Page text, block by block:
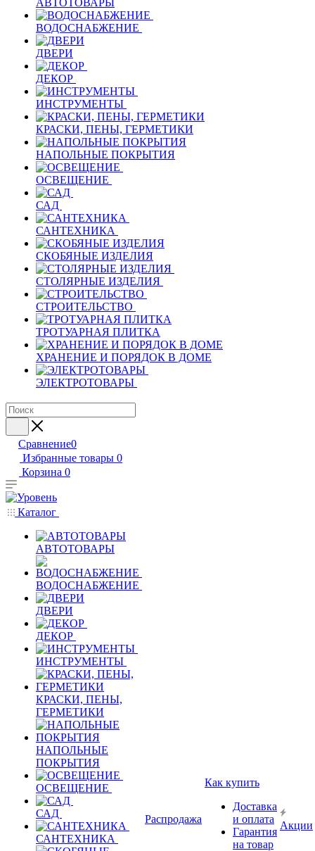
АВТОТОВАРЫ
ВОДОСНАБЖЕНИЕ
ДВЕРИ
ДЕКОР
ИНСТРУМЕНТЫ
КРАСКИ, ПЕНЫ, ГЕРМЕТИКИ
НАПОЛЬНЫЕ ПОКРЫТИЯ
ОСВЕЩЕНИЕ
САД
САНТЕХНИКА
СКОБЯНЫЕ ИЗДЕЛИЯ
СТОЛЯРНЫЕ ИЗДЕЛИЯ
СТРОИТЕЛЬСТВО
ТРОТУАРНАЯ ПЛИТКА
ХРАНЕНИЕ И ПОРЯДОК В ДОМЕ
ЭЛЕКТРОТОВАРЫ
Сравнение0
Избранные товары 0
Корзина 0
Каталог
АВТОТОВАРЫ
ВОДОСНАБЖЕНИЕ
ДВЕРИ
ДЕКОР
ИНСТРУМЕНТЫ
КРАСКИ, ПЕНЫ,
ГЕРМЕТИКИ
НАПОЛЬНЫЕ
ПОКРЫТИЯ
ОСВЕЩЕНИЕ
САД
САНТЕХНИКА
Распродажа
Как купить
Доставка
и оплата
Гарантия
на товар
Акции